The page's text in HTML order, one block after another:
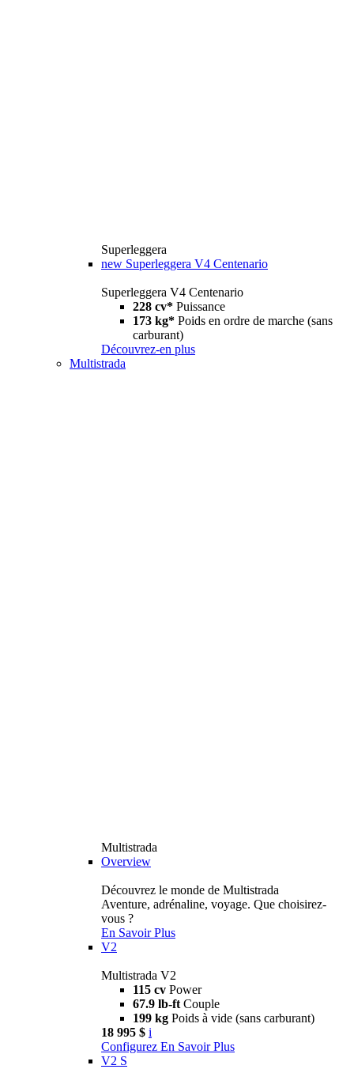
Superleggera
new Superleggera V4 Centenario
Superleggera V4 Centenario
228 cv* Puissance
173 kg* Poids en ordre de marche (sans
carburant)
Découvrez-en plus
Multistrada
Multistrada
Overview
Découvrez le monde de Multistrada
Aventure, adrénaline, voyage. Que choisirez-
vous ?
En Savoir Plus
V2
Multistrada V2
115 cv Power
67.9 lb-ft Couple
199 kg Poids à vide (sans carburant)
18 995 $ i
Configurez En Savoir Plus
V2 S